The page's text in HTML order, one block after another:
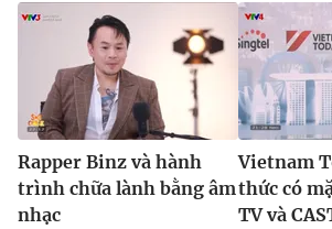
Rapper Binz và hành
trình chữa lành bằng âm
nhạc
Vietnam
thức có
TV và